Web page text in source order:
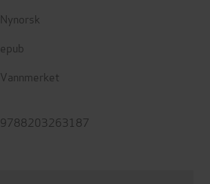
Nynorsk
epub
Vannmerket
9788203263187